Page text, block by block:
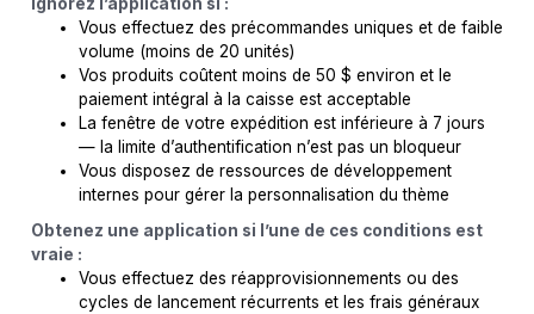
Vous effectuez des précommandes uniques et de faible
volume (moins de 20 unités)
Vos produits coûtent moins de 50 $ environ et le
paiement intégral à la caisse est acceptable
La fenêtre de votre expédition est inférieure à 7 jours
— la limite d’authentification n’est pas un bloqueur
Vous disposez de ressources de développement
internes pour gérer la personnalisation du thème
Obtenez une application si l’une de ces conditions est
vraie :
Vous effectuez des réapprovisionnements ou des
cycles de lancement récurrents et les frais généraux